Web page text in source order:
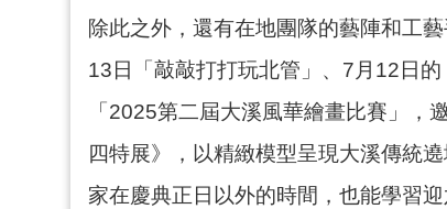
除此之外，還有在地團隊的藝陣和工
13日「敲敲打打玩北管」、7月12日
「2025第二屆大溪風華繪畫比賽」
四特展》，以精緻模型呈現大溪傳統
家在慶典正日以外的時間，也能學習